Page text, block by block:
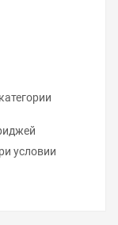
условии